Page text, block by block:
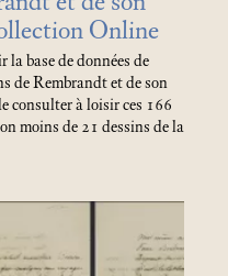
Online
base de données de
de Rembrandt et de son
consulter à loisir ces 166
moins de 21 dessins de la